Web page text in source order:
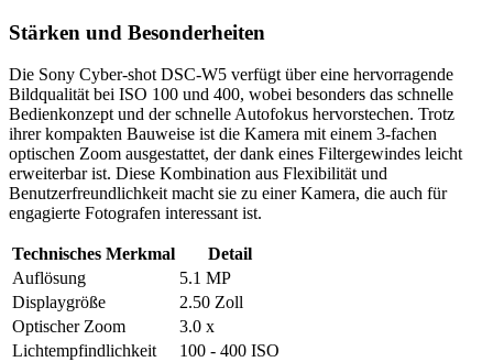
Stärken und Besonderheiten
Die Sony Cyber-shot DSC-W5 verfügt über eine hervorragende
Bildqualität bei ISO 100 und 400, wobei besonders das schnelle
Bedienkonzept und der schnelle Autofokus hervorstechen. Trotz
ihrer kompakten Bauweise ist die Kamera mit einem 3-fachen
optischen Zoom ausgestattet, der dank eines Filtergewindes leicht
erweiterbar ist. Diese Kombination aus Flexibilität und
Benutzerfreundlichkeit macht sie zu einer Kamera, die auch für
engagierte Fotografen interessant ist.
Technisches Merkmal
Detail
Auflösung
5.1 MP
Displaygröße
2.50 Zoll
Optischer Zoom
3.0 x
Lichtempfindlichkeit
100 - 400 ISO